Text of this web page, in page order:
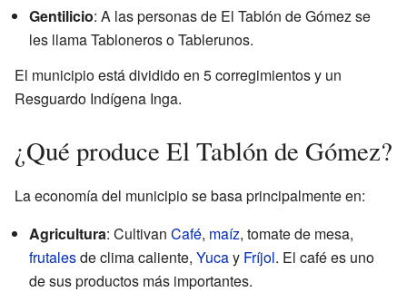
Gentilicio: A las personas de El Tablón de Gómez se
les llama Tabloneros o Tablerunos.
El municipio está dividido en 5 corregimientos y un
Resguardo Indígena Inga.
¿Qué produce El Tablón de Gómez?
La economía del municipio se basa principalmente en:
Agricultura: Cultivan Café, maíz, tomate de mesa,
frutalesde clima caliente, Yucay Fríjol. El café es uno
de sus productos más importantes.